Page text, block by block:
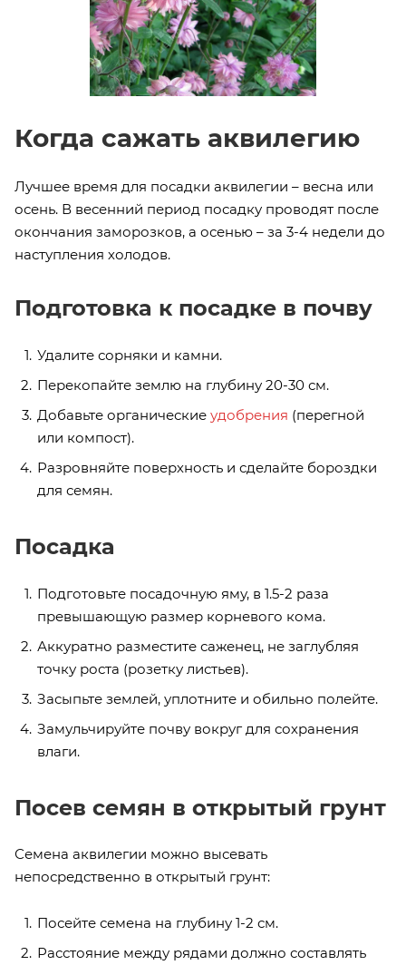
Когда сажать аквилегию
Лучшее время для посадки аквилегии – весна или
осень. В весенний период посадку проводят после
окончания заморозков, а осенью – за 3-4 недели до
наступления холодов.
Подготовка к посадке в почву
Удалите сорняки и камни.
Перекопайте землю на глубину 20-30 см.
Добавьте органические удобрения (перегной
или компост).
Разровняйте поверхность и сделайте бороздки
для семян.
Посадка
Подготовьте посадочную яму, в 1.5-2 раза
превышающую размер корневого кома.
Аккуратно разместите саженец, не заглубляя
точку роста (розетку листьев).
Засыпьте землей, уплотните и обильно полейте.
Замульчируйте почву вокруг для сохранения
влаги.
Посев семян в открытый грунт
Семена аквилегии можно высевать
непосредственно в открытый грунт:
Посейте семена на глубину 1-2 см.
Расстояние между рядами должно составлять